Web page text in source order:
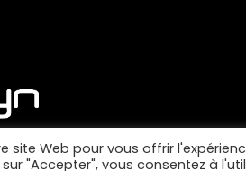
site Web pour vous offrir
"Accepter", vous consentez à